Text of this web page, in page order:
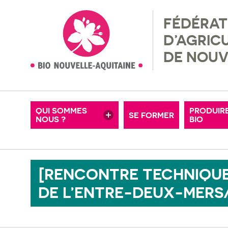
DE
MOTS-CLÉS
QUI SOMMES
NOUS ?
NOS ADHÉRENTS
MISSIONS & VALEURS
OFFRES D’EMPLOI
NOS PARTENAIRES SE FORMER
BIO
[RENCONTRE
DE L’ENTRE-DEUX-